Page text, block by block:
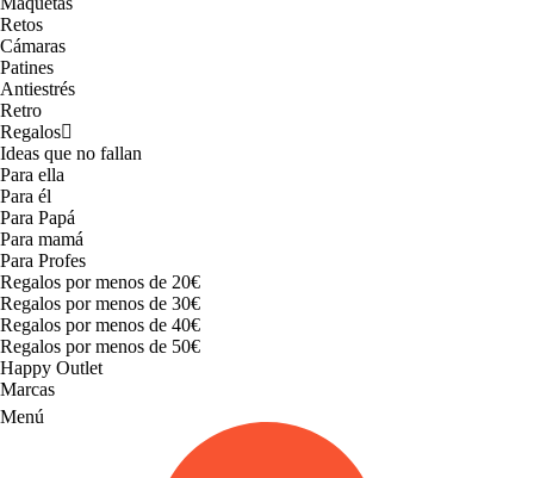
Retos
Cámaras
Patines
Antiestrés
Retro
Regalos
Ideas que no fallan
Para ella
Para él
Para Papá
Para mamá
Para Profes
Regalos por menos de 20€
Regalos por menos de 30€
Regalos por menos de 40€
Regalos por menos de 50€
Happy Outlet
Marcas